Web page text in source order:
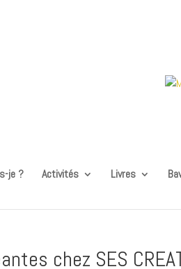
je ? Activités Livres
chez SES